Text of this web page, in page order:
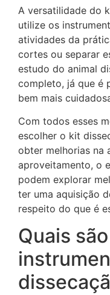
A versatilidade do
utilize os
atividades da
cortes ou separar
estudo do animal
completo, já que é
bem mais
Com todos esses
escolher o kit
obter melhorias na
aproveitamento, o
podem explorar
ter uma aquisição
respeito do que é
Quais